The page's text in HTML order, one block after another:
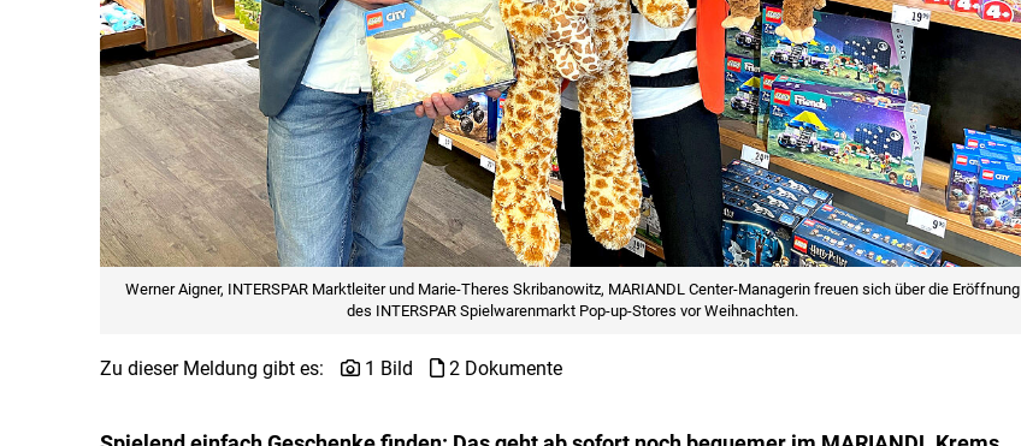
Werner Aigner, INTERSPAR Marktleiter und Marie-Theres Skribanowitz, MARIANDL Center-Managerin freuen sich über die Eröffnung
des INTERSPAR Spielwarenmarkt Pop-up-Stores vor Weihnachten.
Zu dieser Meldung gibt es: 1 Bild 2 Dokumente